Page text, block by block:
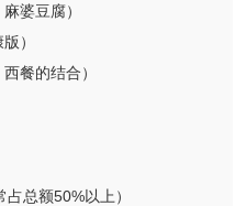
婆豆腐）
）
餐的结合）
总额50%以上）